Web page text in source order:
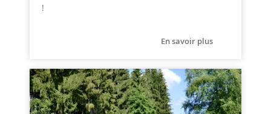
!
En savoir plus